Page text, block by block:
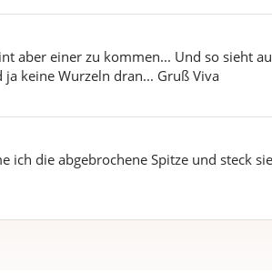
aber einer zu kommen... Und so sieht
ja keine Wurzeln dran... Gruß Viva
die abgebrochene Spitze und steck